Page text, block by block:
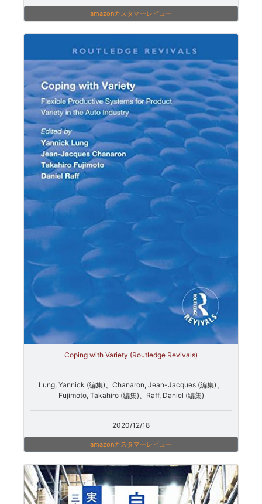
amazonカスタマーレビュー
Coping with Variety (Routledge Revivals)
Lung, Yannick (編集)、Chanaron, Jean-Jacques (編集)、
Fujimoto, Takahiro (編集)、Raff, Daniel (編集)
2020/12/18
amazonカスタマーレビュー